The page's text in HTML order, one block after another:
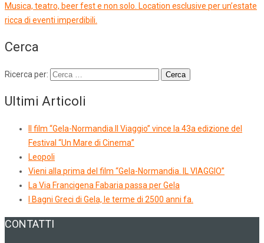
Musica, teatro, beer fest e non solo. Location esclusive per un’estate
ricca di eventi imperdibili.
Cerca
Ricerca per:
Ultimi Articoli
Il film “Gela-Normandia.Il Viaggio” vince la 43a edizione del
Festival “Un Mare di Cinema”
Leopoli
Vieni alla prima del film “Gela-Normandia. IL VIAGGIO”
La Via Francigena Fabaria passa per Gela
I Bagni Greci di Gela, le terme di 2500 anni fa.
CONTATTI